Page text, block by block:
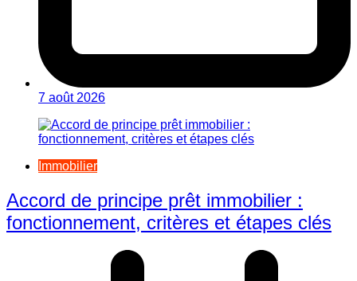
7 août 2026
Immobilier
Accord de principe prêt immobilier :
fonctionnement, critères et étapes clés